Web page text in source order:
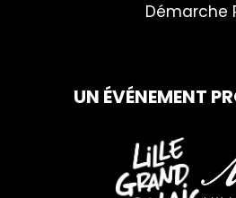
Démarche
UN ÉVÉNEMENT